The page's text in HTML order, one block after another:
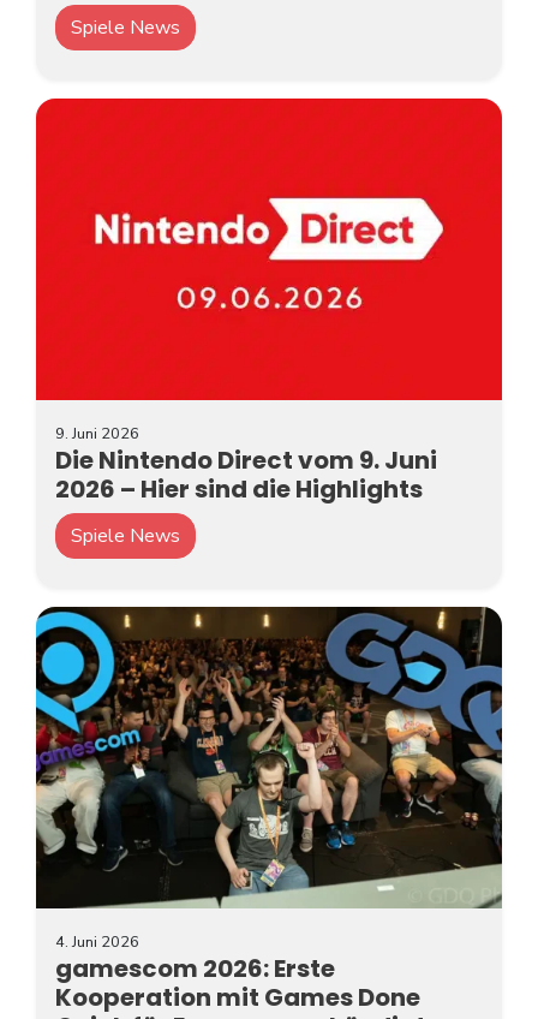
Spiele News
9. Juni 2026
Die Nintendo Direct vom 9. Juni
2026 – Hier sind die Highlights
Spiele News
4. Juni 2026
gamescom 2026: Erste
Kooperation mit Games Done